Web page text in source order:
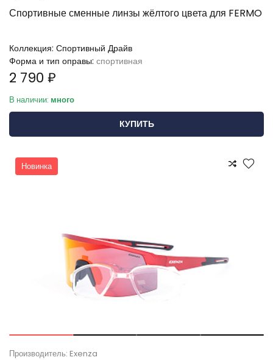
Спортивные сменные линзы жёлтого цвета для FERMO
Коллекция: Спортивный Драйв
Форма и тип оправы: спортивная
2 790 ₽
В наличии: много
КУПИТЬ
Новинка
Производитель: Exenza